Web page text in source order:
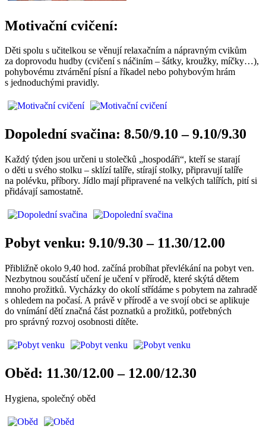
Motivační cvičení:
Děti spolu s učitelkou se věnují relaxačním a nápravným cvikům
za doprovodu hudby (cvičení s náčiním – šátky, kroužky, míčky…),
pohybovému ztvárnění písní a říkadel nebo pohybovým hrám
s jednoduchými pravidly.
Dopolední svačina: 8.50/9.10 – 9.10/9.30
Každý týden jsou určeni u stolečků „hospodáři“, kteří se starají
o děti u svého stolku – sklízí talíře, stírají stolky, připravují talíře
na polévku, příbory. Jídlo mají připravené na velkých talířích, pití si
přidávají samostatně.
Pobyt venku: 9.10/9.30 – 11.30/12.00
Přibližně okolo 9,40 hod. začíná probíhat převlékání na pobyt ven.
Nezbytnou součástí učení je učení v přírodě, které skýtá dětem
mnoho prožitků. Vycházky do okolí střídáme s pobytem na zahradě
s ohledem na počasí. A právě v přírodě a ve svojí obci se aplikuje
do vnímání dětí značná část poznatků a prožitků, potřebných
pro správný rozvoj osobnosti dítěte.
Oběd: 11.30/12.00 – 12.00/12.30
Hygiena, společný oběd